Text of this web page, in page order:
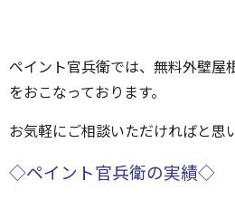
ペイント官兵衛では、無料外壁屋
をおこなっております。
お気軽にご相談いただければと思
◇ペイント官兵衛の実績◇